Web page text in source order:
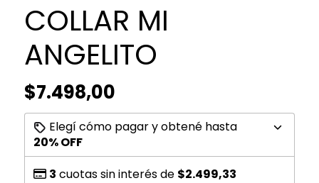
COLLAR MI
ANGELITO
$7.498,00
Elegí cómo pagar y obtené hasta
20% OFF
3 cuotas sin interés de $2.499,33